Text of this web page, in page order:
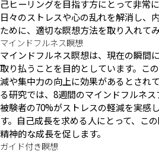
己ヒーリングを目指す方にとって非常
日々のストレスや心の乱れを解消し、
ために、適切な瞑想方法を取り入れてみ
マインドフルネス瞑想
マインドフルネス瞑想は、現在の瞬間
取り払うことを目的としています。こ
減や集中力の向上に効果があるとされ
る研究では、8週間のマインドフルネ
被験者の70%がストレスの軽減を実感
す。自己成長を求める人にとって、こ
精神的な成長を促します。
ガイド付き瞑想